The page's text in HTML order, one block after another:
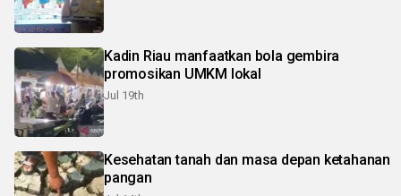
Kadin Riau manfaatkan bola gembira
promosikan UMKM lokal
Jul 19th
Kesehatan tanah dan masa depan ketahanan
pangan